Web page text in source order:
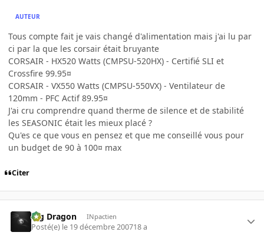
AUTEUR
Tous compte fait je vais changé d'alimentation mais j'ai lu par
ci par la que les corsair était bruyante
CORSAIR - HX520 Watts (CMPSU-520HX) - Certifié SLI et
Crossfire 99.95¤
CORSAIR - VX550 Watts (CMPSU-550VX) - Ventilateur de
120mm - PFC Actif 89.95¤
J'ai cru comprendre quand therme de silence et de stabilité
les SEASONIC était les mieux placé ?
Qu'es ce que vous en pensez et que me conseillé vous pour
un budget de 90 à 100¤ max
Citer
Big Dragon INpactien
Posté(e) le 19 décembre 200718 a